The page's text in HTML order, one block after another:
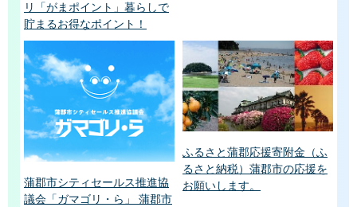
リ「がまポイント」暮らしで
貯まるお得なポイント！
蒲郡市シティセールス推進協
議会「ガマゴリ・ら」 蒲郡市
ふるさと蒲郡応援寄附金（ふ
るさと納税）蒲郡市の応援を
お願いします。